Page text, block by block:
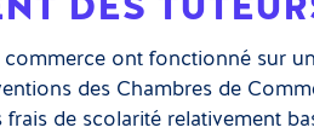
commerce ont fonctionné sur
des Chambres de
de scolarité relativement